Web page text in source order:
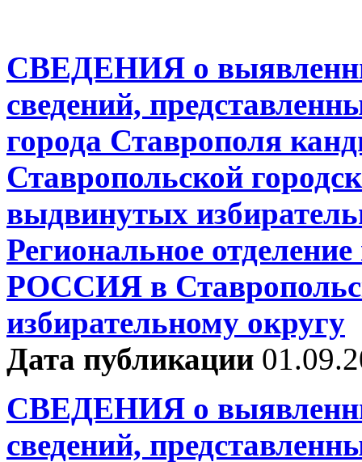
СВЕДЕНИЯ о
сведений,
города Ставрополя
Ставропольской
выдвинутых
Региональное
РОССИЯ в
избирательному округу
Дата публикации
СВЕДЕНИЯ о
сведений,